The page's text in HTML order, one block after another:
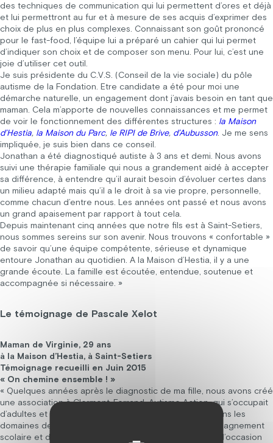
des techniques de communication qui lui permettent d’ores et déjà
et lui permettront au fur et à mesure de ses acquis d’exprimer des
choix de plus en plus complexes. Connaissant son goût prononcé
pour le fast-food, l’équipe lui a préparé un cahier qui lui permet
d’indiquer son choix et de composer son menu. Pour lui, c’est une
joie d’utiliser cet outil.
Je suis présidente du C.V.S. (Conseil de la vie sociale) du pôle
autisme de la Fondation. Etre candidate a été pour moi une
démarche naturelle, un engagement dont j’avais besoin en tant que
maman. Cela m’apporte de nouvelles connaissances et me permet
de voir le fonctionnement des différentes structures : la Maison
d’Hestia, la Maison du Parc, le RIPI de Brive, d’Aubusson. Je me sens
impliquée, je suis bien dans ce conseil.
Jonathan a été diagnostiqué autiste à 3 ans et demi. Nous avons
suivi une thérapie familiale qui nous a grandement aidé à accepter
sa différence, à entendre qu’il aurait besoin d’évoluer certes dans
un milieu adapté mais qu’il a le droit à sa vie propre, personnelle,
comme chacun d’entre nous. Les années ont passé et nous avons
un grand apaisement par rapport à tout cela.
Depuis maintenant cinq années que notre fils est à Saint-Setiers,
nous sommes sereins sur son avenir. Nous trouvons « confortable »
de savoir qu’une équipe compétente, sérieuse et dynamique
entoure Jonathan au quotidien. A la Maison d’Hestia, il y a une
grande écoute. La famille est écoutée, entendue, soutenue et
accompagnée si nécessaire. »
Le témoignage de Pascale Xelot
Maman de Virginie, 29 ans
à la Maison d’Hestia, à Saint-Setiers
Témoignage recueilli en Juin 2015
« On chemine ensemble ! »
« Quelques années après le diagnostic de ma fille, nous avons créé
une association à Clermont-Ferrand, Autisme Action, qui s’occupait
d’adultes et d’enfants atteints d’autisme, notamment dans les
domaines de la prise en charge éducative, de l’accompagnement
scolaire et de l’accueil temporaire pour adultes. Ce fut l’occasion